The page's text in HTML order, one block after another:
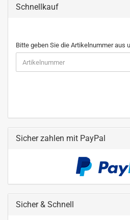
Schnellkauf
Bitte geben Sie die Artikelnummer aus
Sicher zahlen mit PayPal
Sicher & Schnell